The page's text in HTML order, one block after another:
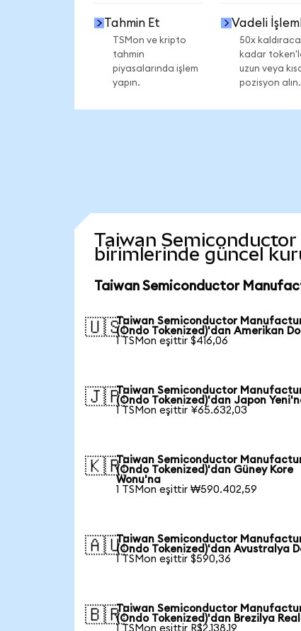
Tahmin Et
TSMon ve kripto
tahmin
piyasalarında işlem
yapın.
Vadeli
50x kaldıraca
kadar
uzun veya
pozisyon alın.
Taiwan
birimlerinde güncel
Taiwan Semiconductor
🇺🇸Taiwan Semiconductor
(Ondo Tokenized)'dan Amerikan
1 TSMon eşittir $416,06
🇯🇵Taiwan Semiconductor
(Ondo Tokenized)'dan Japon
1 TSMon eşittir ¥65.632,03
🇰🇷Taiwan Semiconductor
(Ondo Tokenized)'dan Güney Kore
Wonu'na
1 TSMon eşittir ₩590.402,59
🇦🇺Taiwan Semiconductor
(Ondo Tokenized)'dan Avustralya
1 TSMon eşittir $590,36
🇧🇷Taiwan Semiconductor
(Ondo Tokenized)'dan Brezilya
1 TSMon eşittir R$2.138,19